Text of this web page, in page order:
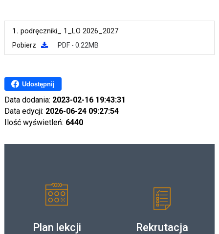
1. podręczniki_ 1_LO 2026_2027
Pobierz PDF - 0.22MB
Udostępnij
Data dodania: 2023-02-16 19:43:31
Data edycji: 2026-06-24 09:27:54
Ilość wyświetleń: 6440
Plan lekcji Rekrutacja